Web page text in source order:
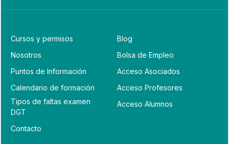
Cursos y permisos
Nosotros
Puntos de Información
Calendario de formación
Tipos de faltas examen
DGT
Contacto
Blog
Bolsa de Empleo
Acceso Asociados
Acceso Profesores
Acceso Alumnos